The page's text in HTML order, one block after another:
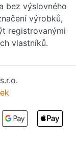
bez výslovného
výrobků,
registrovanými
vlastníků.